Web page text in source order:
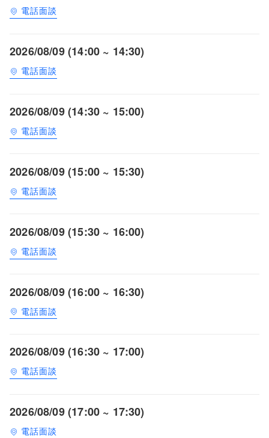
電話面談
2026/08/09 (14:00 ~ 14:30)
電話面談
2026/08/09 (14:30 ~ 15:00)
電話面談
2026/08/09 (15:00 ~ 15:30)
電話面談
2026/08/09 (15:30 ~ 16:00)
電話面談
2026/08/09 (16:00 ~ 16:30)
電話面談
2026/08/09 (16:30 ~ 17:00)
電話面談
2026/08/09 (17:00 ~ 17:30)
電話面談